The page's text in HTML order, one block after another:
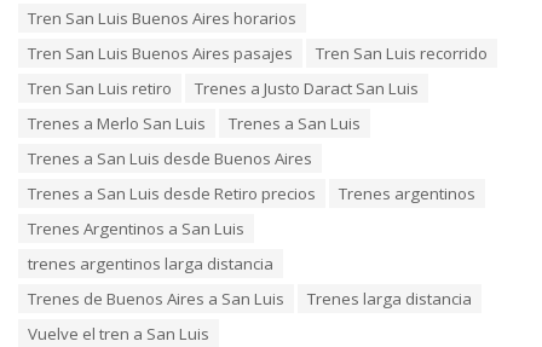
Tren San Luis Buenos Aires horarios
Tren San Luis Buenos Aires pasajes
Tren San Luis recorrido
Tren San Luis retiro
Trenes a Justo Daract San Luis
Trenes a Merlo San Luis
Trenes a San Luis
Trenes a San Luis desde Buenos Aires
Trenes a San Luis desde Retiro precios
Trenes argentinos
Trenes Argentinos a San Luis
trenes argentinos larga distancia
Trenes de Buenos Aires a San Luis
Trenes larga distancia
Vuelve el tren a San Luis